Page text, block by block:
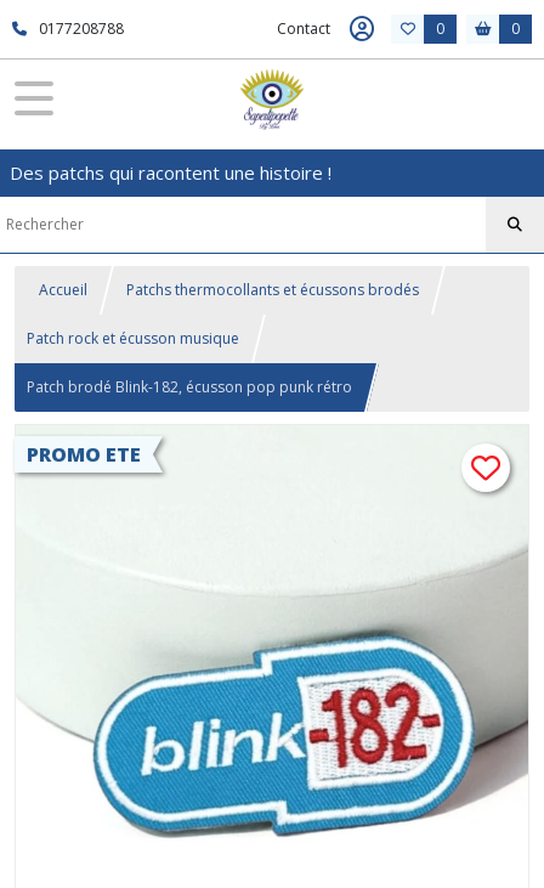
0177208788 Contact 0 0
Des patchs qui racontent une histoire !
Accueil Patchs thermocollants et écussons brodés
Patch rock et écusson musique
Patch brodé Blink-182, écusson pop punk rétro
PROMO ETE